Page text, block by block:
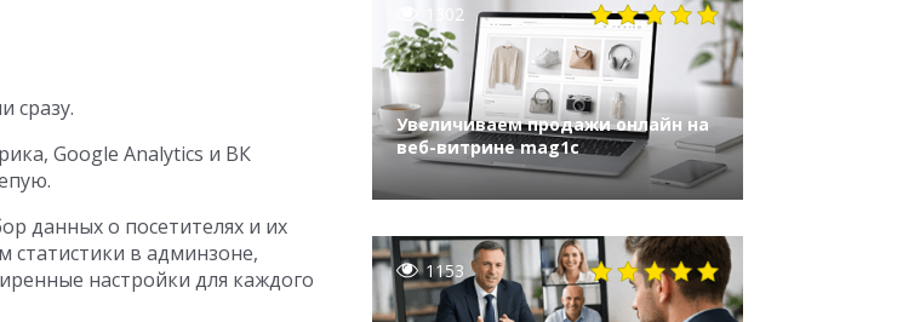
сразу.
Google Analytics и ВК
данных о посетителях и их
статистики в админзоне,
настройки для каждого
1302
Увеличиваем продажи онлайн на
веб-витрине mag1c
1153